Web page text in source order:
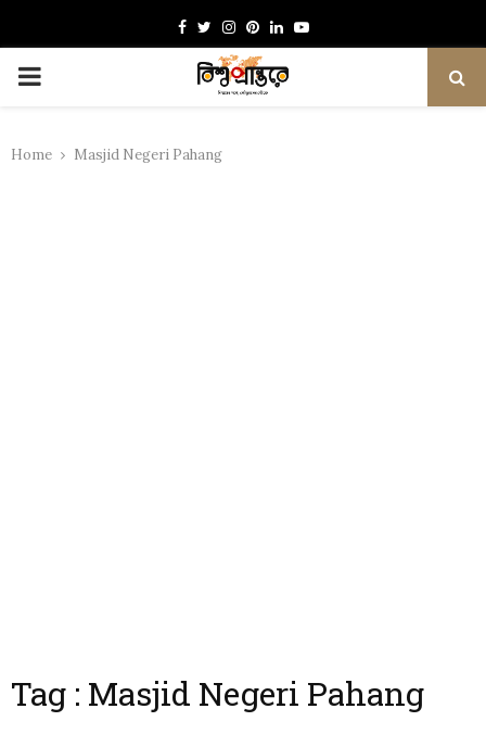
Facebook
TwitterInstagram
Pinterest
LinkedinYoutube
PRIMARY
Home Masjid Negeri Pahang
Tag : Masjid Negeri Pahang